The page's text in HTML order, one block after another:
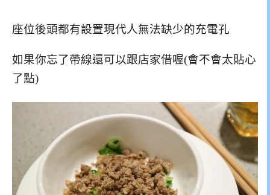
座位後頭都有設置現代人無法缺少的充電孔
如果你忘了帶線還可以跟店家借喔(會不會太貼心
了點)